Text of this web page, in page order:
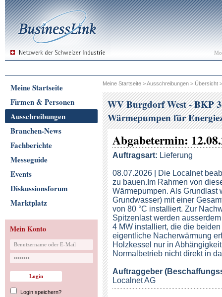
Meine Startseite
Firmen & Personen
Ausschreibungen
Branchen-News
Fachberichte
Messeguide
Events
Diskussionsforum
Marktplatz
Mein Konto
Login speichern?
Meine Startseite >Ausschreibungen > Übersicht
WV Burgdorf West - BKP
Wärmepumpen für
Abgabetermin:
Auftragsart: Lieferung
08.07.2026 | Die Localnet
zu bauen.Im Rahmen von
Wärmepumpen. Als Grundlast
Grundwasser) mit einer
von 80 °C installiert. Zur
Spitzenlast werden
4 MW installiert, die die
eigentliche Nacherwärmung
Holzkessel nur in
Normalbetrieb nicht direkt in
Auftraggeber
Localnet AG